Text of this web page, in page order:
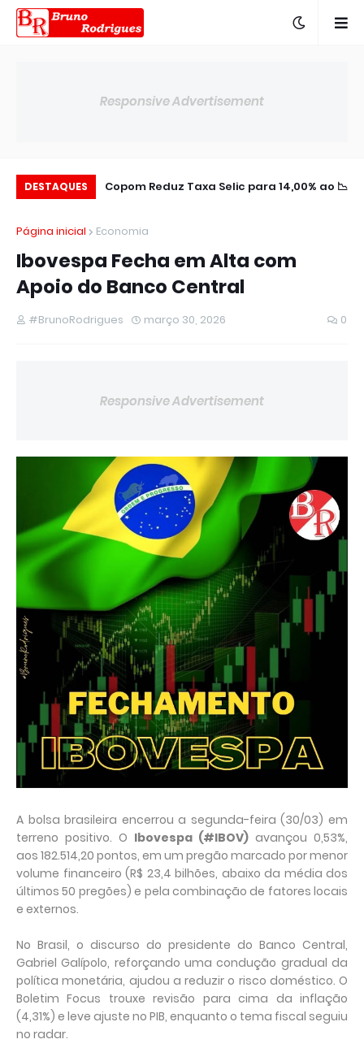
Responsive Advertisement
DESTAQUES
📉 Copom Reduz Taxa Selic para 14,00% ao
Acordo em
Página inicial
Economia
Ibovespa Fecha em Alta com
Apoio do Banco Central
#BrunoRodrigues março 30, 2026 0
Responsive Advertisement
A bolsa brasileira encerrou a segunda-feira (30/03) em
terreno positivo. O Ibovespa (#IBOV) avançou 0,53%,
aos 182.514,20 pontos, em um pregão marcado por menor
volume financeiro (R$ 23,4 bilhões, abaixo da média dos
últimos 50 pregões) e pela combinação de fatores locais
e externos.
No Brasil, o discurso do presidente do Banco Central,
Gabriel Galípolo, reforçando uma condução gradual da
política monetária, ajudou a reduzir o risco doméstico. O
Boletim Focus trouxe revisão para cima da inflação
(4,31%) e leve ajuste no PIB, enquanto o tema fiscal seguiu
no radar.